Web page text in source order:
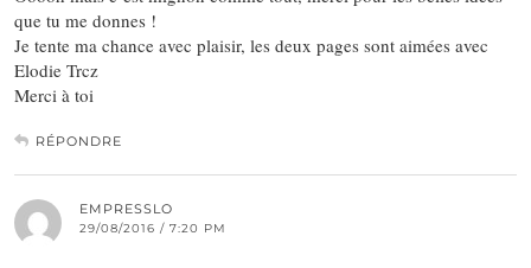
que tu me donnes !
Je tente ma chance avec plaisir, les deux pages sont aimées avec
Elodie Trcz
Merci à toi
RÉPONDRE
EMPRESSLO
29/08/2016 / 7:20 PM